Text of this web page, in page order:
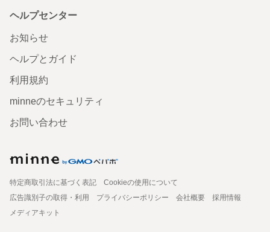
ヘルプセンター
お知らせ
ヘルプとガイド
利用規約
minneのセキュリティ
お問い合わせ
特定商取引法に基づく表記
Cookieの使用について
広告識別子の取得・利用
プライバシーポリシー 会社概要
採用情報
メディアキット